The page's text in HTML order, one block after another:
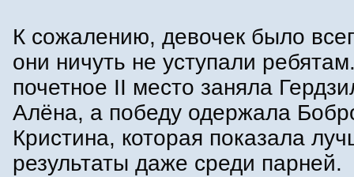
К сожалению, девочек было
они ничуть не уступали
почетное II место заняла
Алёна, а победу одержала
Кристина, которая показала
результаты даже среди парней.